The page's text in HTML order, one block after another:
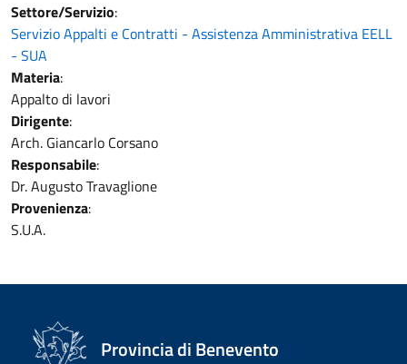
Settore/Servizio:
Servizio Appalti e Contratti - Assistenza Amministrativa EELL
- SUA
Materia:
Appalto di lavori
Dirigente:
Arch. Giancarlo Corsano
Responsabile:
Dr. Augusto Travaglione
Provenienza:
S.U.A.
Provincia di Benevento